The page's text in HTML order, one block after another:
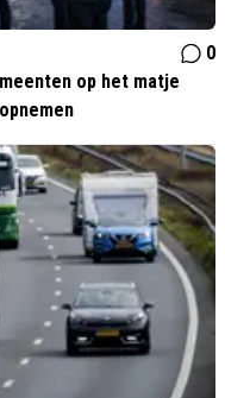
0
op het matje